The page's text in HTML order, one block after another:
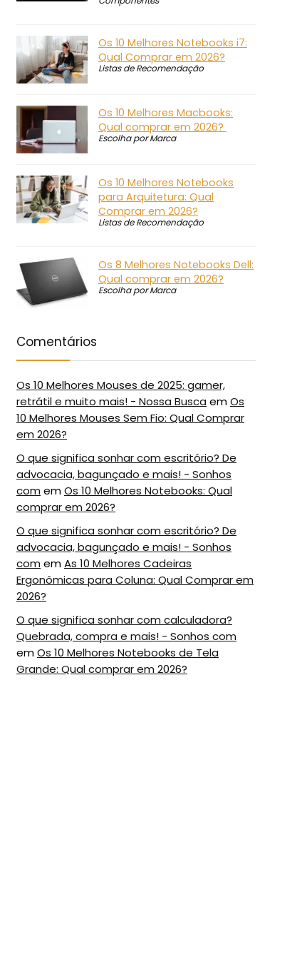
5 6
Os 10 Melhores Notebooks i7:
Qual Comprar em 2026?
Listas de Recomendação
Os 10 Melhores Macbooks:
Qual comprar em 2026?
Escolha por Marca
Os 10 Melhores Notebooks
para Arquitetura: Qual
Comprar em 2026?
Listas de Recomendação
Os 8 Melhores Notebooks Dell:
Qual comprar em 2026?
Escolha por Marca
Comentários
Os 10 Melhores Mouses de 2025: gamer,
retrátil e muito mais! - Nossa Busca emOs
10 Melhores Mouses Sem Fio: Qual Comprar
em 2026?
O que significa sonhar com escritório? De
advocacia, bagunçado e mais! - Sonhos
com emOs 10 Melhores Notebooks: Qual
comprar em 2026?
O que significa sonhar com escritório? De
advocacia, bagunçado e mais! - Sonhos
com emAs 10 Melhores Cadeiras
Ergonômicas para Coluna: Qual Comprar em
2026?
O que significa sonhar com calculadora?
Quebrada, compra e mais! - Sonhos com
emOs 10 Melhores Notebooks de Tela
Grande: Qual comprar em 2026?